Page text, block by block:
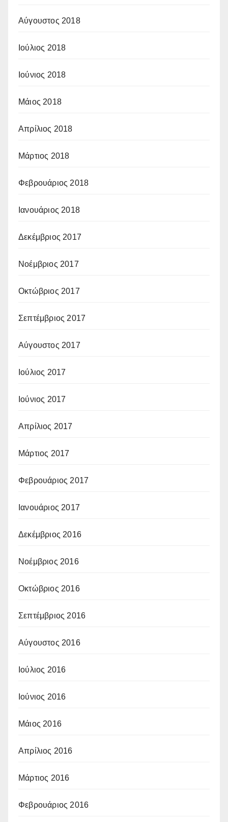
Αύγουστος 2018
Ιούλιος 2018
Ιούνιος 2018
Μάιος 2018
Απρίλιος 2018
Μάρτιος 2018
Φεβρουάριος 2018
Ιανουάριος 2018
Δεκέμβριος 2017
Νοέμβριος 2017
Οκτώβριος 2017
Σεπτέμβριος 2017
Αύγουστος 2017
Ιούλιος 2017
Ιούνιος 2017
Απρίλιος 2017
Μάρτιος 2017
Φεβρουάριος 2017
Ιανουάριος 2017
Δεκέμβριος 2016
Νοέμβριος 2016
Οκτώβριος 2016
Σεπτέμβριος 2016
Αύγουστος 2016
Ιούλιος 2016
Ιούνιος 2016
Μάιος 2016
Απρίλιος 2016
Μάρτιος 2016
Φεβρουάριος 2016